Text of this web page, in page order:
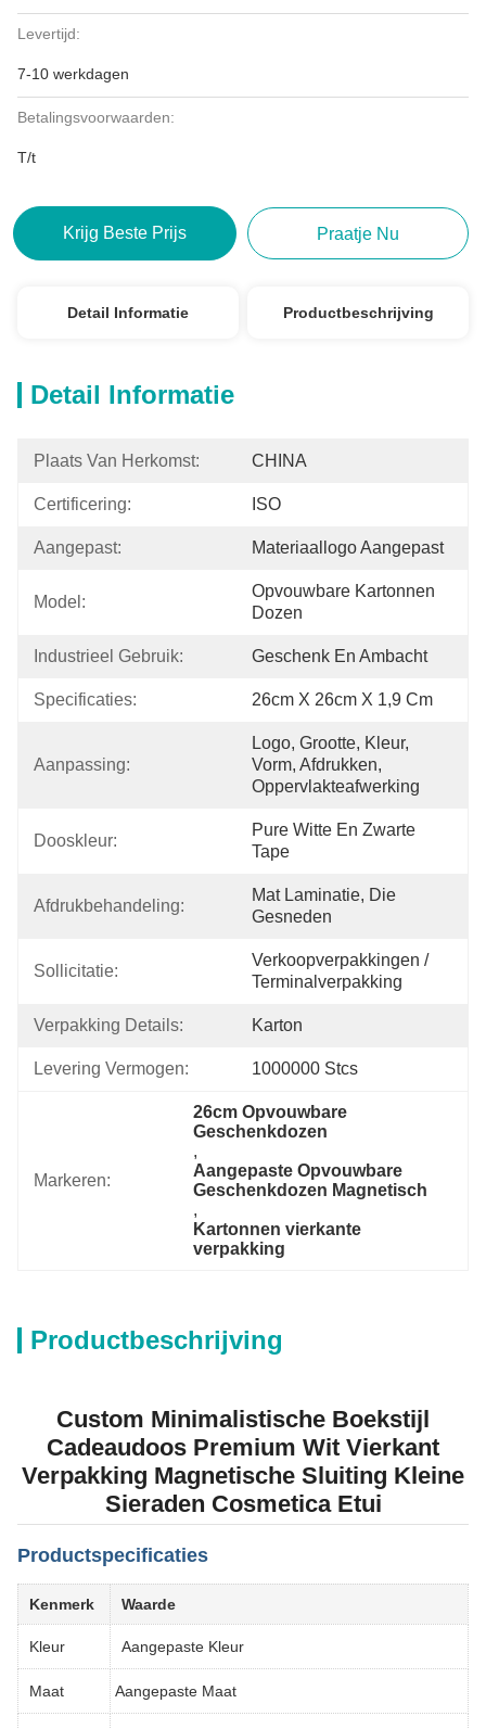
Levertijd:
7-10 werkdagen
Betalingsvoorwaarden:
T/t
Krijg Beste Prijs Praatje Nu
Detail Informatie Productbeschrijving
Detail Informatie
Plaats Van Herkomst: CHINA
Certificering: ISO
Aangepast: Materiaallogo Aangepast
Model:
Opvouwbare Kartonnen
Dozen
Industrieel Gebruik: Geschenk En Ambacht
Specificaties: 26cm X 26cm X 1,9 Cm
Aanpassing:
Logo, Grootte, Kleur,
Vorm, Afdrukken,
Oppervlakteafwerking
Dooskleur:
Pure Witte En Zwarte
Tape
Afdrukbehandeling:
Mat Laminatie, Die
Gesneden
Sollicitatie:
Verkoopverpakkingen /
Terminalverpakking
Verpakking Details: Karton
Levering Vermogen: 1000000 Stcs
Markeren:
26cm Opvouwbare
Geschenkdozen
,
Aangepaste Opvouwbare
Geschenkdozen Magnetisch
,
Kartonnen vierkante
verpakking
Productbeschrijving
Custom Minimalistische Boekstijl
Cadeaudoos Premium Wit Vierkant
Verpakking Magnetische Sluiting Kleine
Sieraden Cosmetica Etui
Productspecificaties
Kenmerk Waarde
Kleur Aangepaste Kleur
Maat Aangepaste Maat